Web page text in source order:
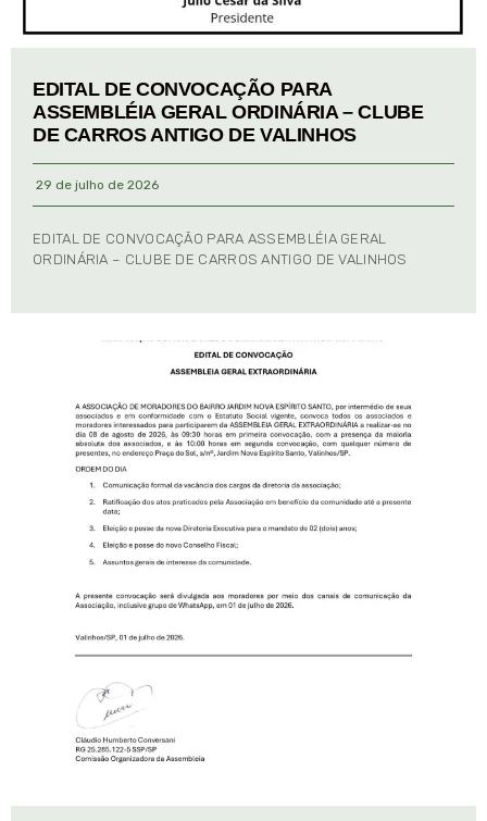
EDITAL DE CONVOCAÇÃO PARA
ASSEMBLÉIA GERAL ORDINÁRIA – CLUBE
DE CARROS ANTIGO DE VALINHOS
29 de julho de 2026
EDITAL DE CONVOCAÇÃO PARA ASSEMBLÉIA GERAL
ORDINÁRIA – CLUBE DE CARROS ANTIGO DE VALINHOS